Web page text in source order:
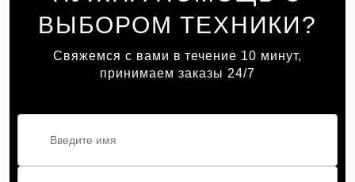
ВЫБОРОМ ТЕХНИКИ?
Свяжемся с вами в течение 10 минут,
принимаем заказы 24/7